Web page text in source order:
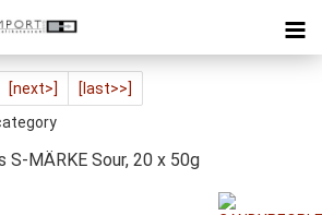
[next>]
[last>>]
S-MÄRKE Sour, 20 x 50g